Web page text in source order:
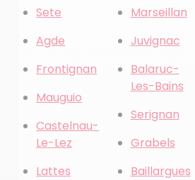
Sete
Agde
Frontignan
Mauguio
Castelnau-
Le-Lez
Lattes
Marseillan
Juvignac
Balaruc-
Les-Bains
Serignan
Grabels
Baillargues